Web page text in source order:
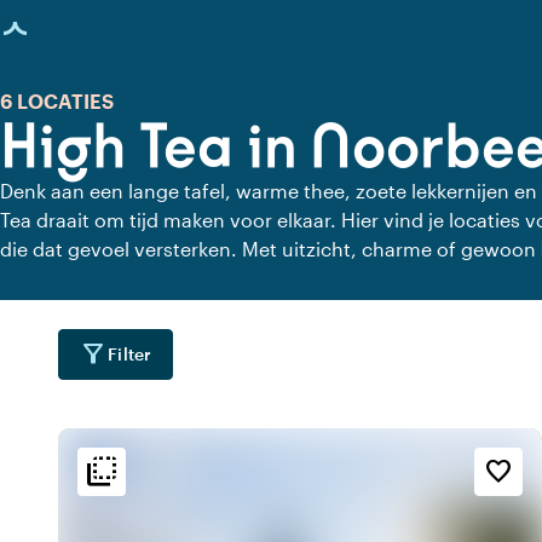
geladen
High Tea in
6 LOCATIES
Denk aan een lange tafel, warme thee, zoete lekkernijen
Tea draait om tijd maken voor elkaar. Hier vind je locaties
die dat gevoel versterken. Met uitzicht, charme of gewoon
filter_alt Filter
flip_to_back favorite_border
flip_to_back Sfeer en esthetiek
style
Hotel Chic
Bereikbaarheid en ligging
forest
Bosrijke omgeving
In het bos